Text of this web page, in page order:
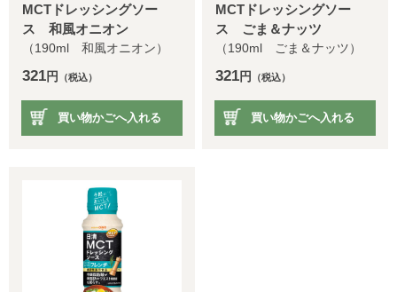
MCTドレッシングソー
ス 和風オニオン
（190ml 和風オニオン）
321 円 （税込）
買い物かごへ入れる
MCTドレッシングソー
ス ごま＆ナッツ
（190ml ごま＆ナッツ）
321 円 （税込）
買い物かごへ入れる